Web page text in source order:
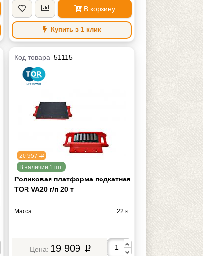
В корзину
Купить в 1 клик
Код товара:51115
20 957p
В наличии 1 шт.
Роликовая платформа подкатная
TOR VA20 г/п 20 т
Масса 22 кг
19 909 p